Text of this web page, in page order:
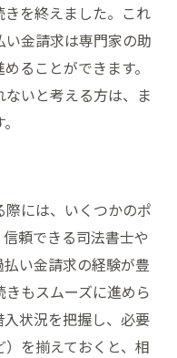
を終えました。これ
金請求は専門家の助
ることができます。
いと考える方は、ま
には、いくつかのポ
頼できる司法書士や
い金請求の経験が豊
もスムーズに進めら
状況を把握し、必要
を揃えておくと、相